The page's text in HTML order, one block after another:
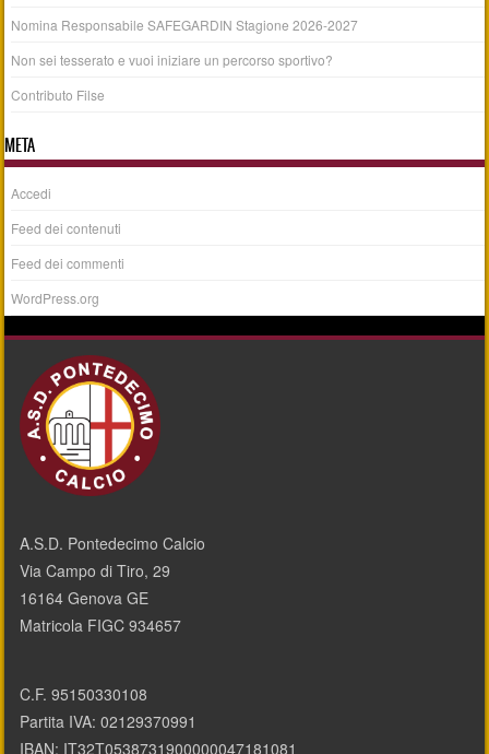
Nomina Responsabile SAFEGARDIN Stagione 2026-2027
Non sei tesserato e vuoi iniziare un percorso sportivo?
Contributo Filse
META
Accedi
Feed dei contenuti
Feed dei commenti
WordPress.org
A.S.D. Pontedecimo Calcio
Via Campo di Tiro, 29
16164 Genova GE
Matricola FIGC 934657
C.F. 95150330108
Partita IVA: 02129370991
IBAN: IT32T0538731900000047181081